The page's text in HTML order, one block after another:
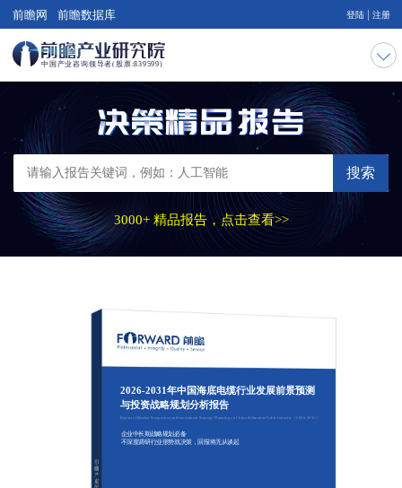
前瞻网 前瞻数据库 登陆 注册
搜索
3000+ 精品报告，点击查看>>
2026-2031年中国海底电缆行业发展前景预测
与投资战略规划分析报告
Report of Market Prospective and Investment Strategy Planning on China Submarine Cable Industry（2026-2031）
企业中长期战略规划必备
不深度调研行业形势就决策，回报将无从谈起